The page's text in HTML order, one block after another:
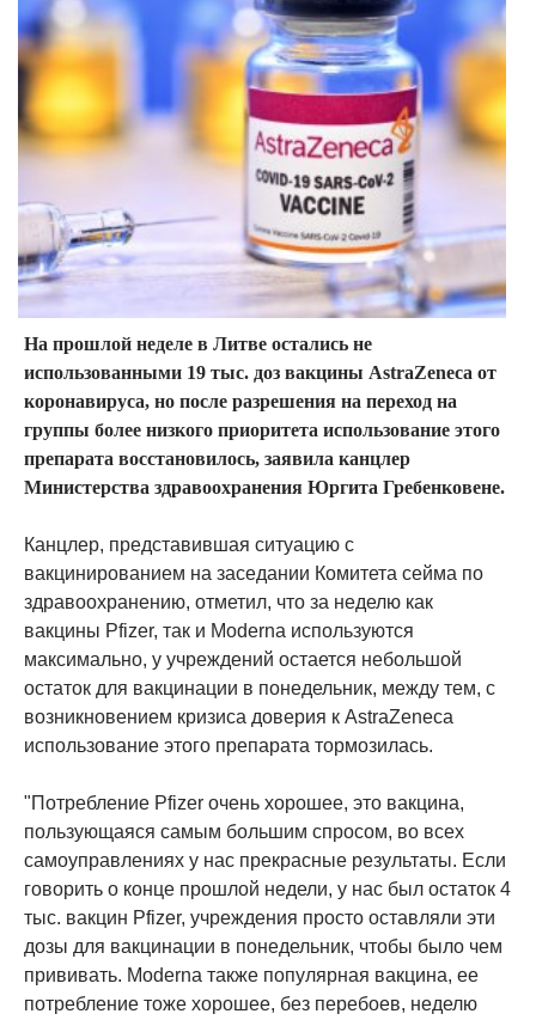
На прошлой неделе в Литве остались не
использованными 19 тыс. доз вакцины AstraZeneca от
коронавируса, но после разрешения на переход на
группы более низкого приоритета использование этого
препарата восстановилось, заявила канцлер
Министерства здравоохранения Юргита Гребенковене.
Канцлер, представившая ситуацию с
вакцинированием на заседании Комитета сейма по
здравоохранению, отметил, что за неделю как
вакцины Pfizer, так и Moderna используются
максимально, у учреждений остается небольшой
остаток для вакцинации в понедельник, между тем, с
возникновением кризиса доверия к AstraZeneca
использование этого препарата тормозилась.
"Потребление Pfizer очень хорошее, это вакцина,
пользующаяся самым большим спросом, во всех
самоуправлениях у нас прекрасные результаты. Если
говорить о конце прошлой недели, у нас был остаток 4
тыс. вакцин Pfizer, учреждения просто оставляли эти
дозы для вакцинации в понедельник, чтобы было чем
прививать. Moderna также популярная вакцина, ее
потребление тоже хорошее, без перебоев, неделю